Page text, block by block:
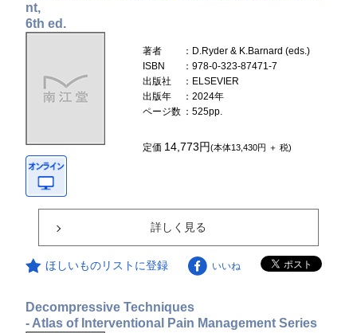
nt,
6th ed.
著者
：D.Ryder & K.Barnard (eds.)
ISBN
：978-0-323-87471-7
出版社
：ELSEVIER
出版年
：2024年
ページ数 ：525pp.
定価 14,773円(本体13,430円 ＋ 税)
詳しく見る
ほしいものリストに登録 いいね
Decompressive Techniques
- Atlas of Interventional Pain Management Series